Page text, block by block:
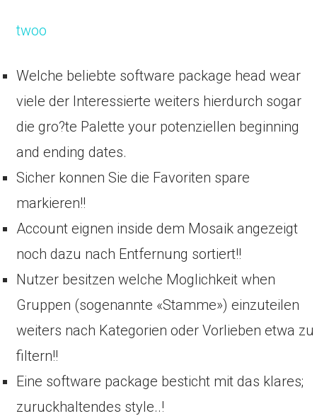
twoo
Welche beliebte software package head wear
viele der Interessierte weiters hierdurch sogar
die gro?te Palette your potenziellen beginning
and ending dates.
Sicher konnen Sie die Favoriten spare
markieren!!
Account eignen inside dem Mosaik angezeigt
noch dazu nach Entfernung sortiert!!
Nutzer besitzen welche Moglichkeit when
Gruppen (sogenannte «Stamme») einzuteilen
weiters nach Kategorien oder Vorlieben etwa zu
filtern!!
Eine software package besticht mit das klares;
zuruckhaltendes style..!